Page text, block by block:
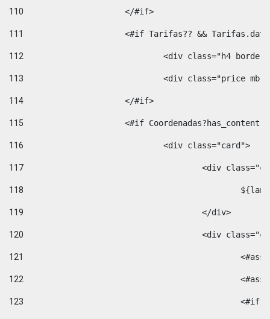
110
			</#if>
111
<#if Tarifas?? &&
112
<div class="h4
113
<div class="price
114
			</#if>
115
<#if
116
				<div class="card">
117
<div
118
119
					</div>
120
<div
121
122
123